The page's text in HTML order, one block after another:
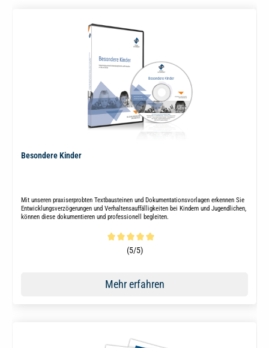
Besondere Kinder
Mit unseren praxiserprobten Textbausteinen und Dokumentationsvorlagen erkennen Sie
Entwicklungsverzögerungen und Verhaltensauffälligkeiten bei Kindern und Jugendlichen,
können diese dokumentieren und professionell begleiten.
Durchschnittliche Bewertung von 5 von 5 Sternen
(5/5)
Mehr erfahren